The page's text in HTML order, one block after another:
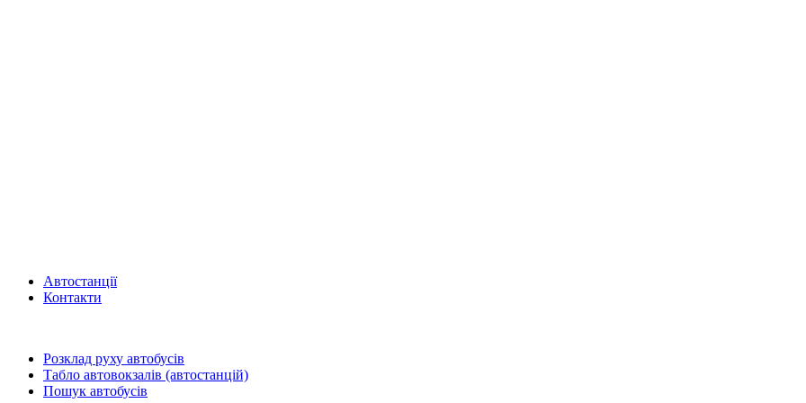
Автостанції
Контакти
Розклад руху автобусів
Табло автовокзалів (автостанцій)
Пошук автобусів